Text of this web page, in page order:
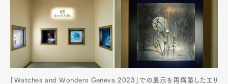
「Watches and Wonders Geneva 2023」での展示を再構築したエリ